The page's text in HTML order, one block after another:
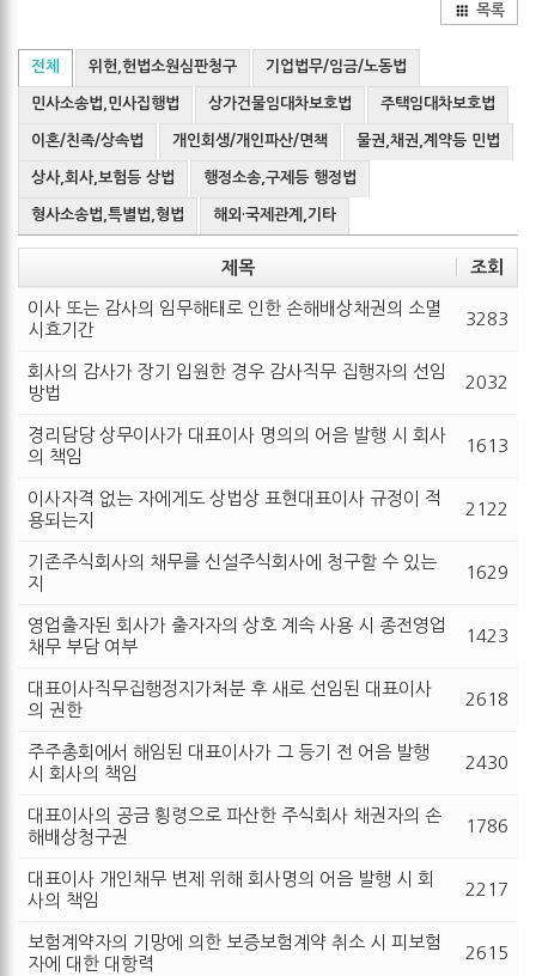
목록
전체 위헌,헌법소원심판청구 기업법무/임금/노동법
민사소송법,민사집행법 상가건물임대차보호법 주택임대차보호법
이혼/친족/상속법 개인회생/개인파산/면책 물권,채권,계약등 민법
상사,회사,보험등 상법 행정소송,구제등 행정법
형사소송법,특별법,형법 해외·국제관계,기타
제목 조회
이사 또는 감사의 임무해태로 인한 손해배상채권의 소멸
시효기간
3283
회사의 감사가 장기 입원한 경우 감사직무 집행자의 선임
방법
2032
경리담당 상무이사가 대표이사 명의의 어음 발행 시 회사
의 책임
1613
이사자격 없는 자에게도 상법상 표현대표이사 규정이 적
용되는지
2122
기존주식회사의 채무를 신설주식회사에 청구할 수 있는
지
1629
영업출자된 회사가 출자자의 상호 계속 사용 시 종전영업
채무 부담 여부
1423
대표이사직무집행정지가처분 후 새로 선임된 대표이사
의 권한
2618
주주총회에서 해임된 대표이사가 그 등기 전 어음 발행
시 회사의 책임
2430
대표이사의 공금 횡령으로 파산한 주식회사 채권자의 손
해배상청구권
1786
대표이사 개인채무 변제 위해 회사명의 어음 발행 시 회
사의 책임
2217
보험계약자의 기망에 의한 보증보험계약 취소 시 피보험
자에 대한 대항력
2615